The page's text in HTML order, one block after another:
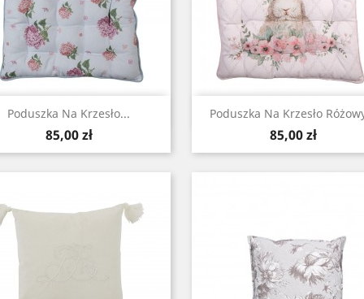
Poduszka Na Krzesło...
Cena
85,00 zł
Szybki podgląd Poduszka Na Krzesło
Cena
85,00 zł
Szybki podgląd